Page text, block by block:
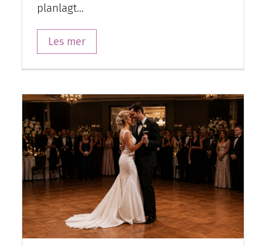
planlagt…
Les mer